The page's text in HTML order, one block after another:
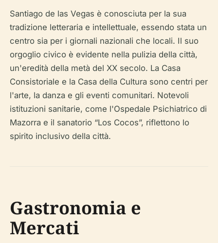
Santiago de las Vegas è conosciuta per la sua
tradizione letteraria e intellettuale, essendo stata un
centro sia per i giornali nazionali che locali. Il suo
orgoglio civico è evidente nella pulizia della città,
un'eredità della metà del XX secolo. La Casa
Consistoriale e la Casa della Cultura sono centri per
l'arte, la danza e gli eventi comunitari. Notevoli
istituzioni sanitarie, come l'Ospedale Psichiatrico di
Mazorra e il sanatorio “Los Cocos”, riflettono lo
spirito inclusivo della città.
Gastronomia e
Mercati